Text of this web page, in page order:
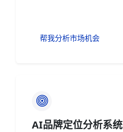
帮我分析市场机会
AI品牌定位分析系统